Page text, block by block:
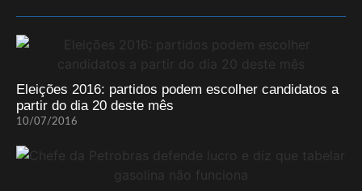
Eleições 2016: partidos podem escolher candidatos a
partir do dia 20 deste mês
10/07/2016